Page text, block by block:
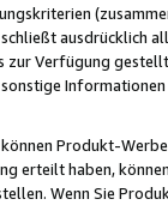
ausdrücklich
zur Verfügung
Produkt-
erteilt haben,
Wenn Sie